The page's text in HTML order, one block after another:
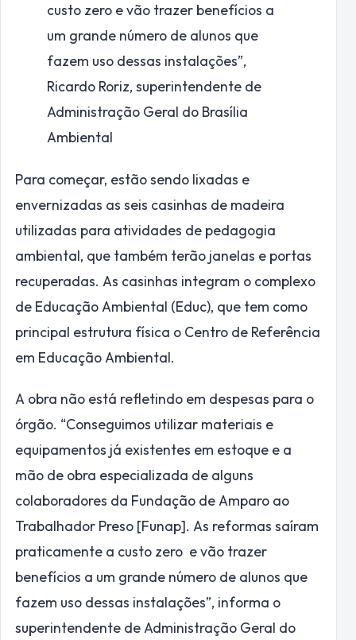
custo zero e vão trazer benefícios a
um grande número de alunos que
fazem uso dessas instalações”,
Ricardo Roriz, superintendente de
Administração Geral do Brasília
Ambiental
Para começar, estão sendo lixadas e
envernizadas as seis casinhas de madeira
utilizadas para atividades de pedagogia
ambiental, que também terão janelas e portas
recuperadas. As casinhas integram o complexo
de Educação Ambiental (Educ), que tem como
principal estrutura física o Centro de Referência
em Educação Ambiental.
A obra não está refletindo em despesas para o
órgão. “Conseguimos utilizar materiais e
equipamentos já existentes em estoque e a
mão de obra especializada de alguns
colaboradores da Fundação de Amparo ao
Trabalhador Preso [Funap]. As reformas saíram
praticamente a custo zero e vão trazer
benefícios a um grande número de alunos que
fazem uso dessas instalações”, informa o
superintendente de Administração Geral do